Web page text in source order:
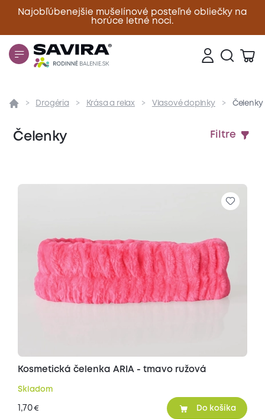
Najobľúbenejšie mušelínové posteľné obliečky na
horúce letné noci.
Zavrieť
Drogéria Krása a relax Vlasové doplnky Čelenky
Čelenky Filtre
Kosmetická čelenka ARIA - tmavo ružová
Skladom
1,70€ Do košíka